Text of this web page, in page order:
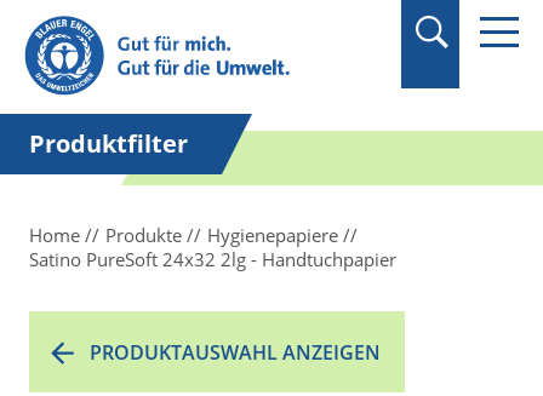
Suchbegriff in
Anführungszeichen
setzen.
Produktfilter
Home Produkte
Hygienepapiere
Satino PureSoft 24x32 2lg - Handtuchpapier
PRODUKTAUSWAHL ANZEIGEN